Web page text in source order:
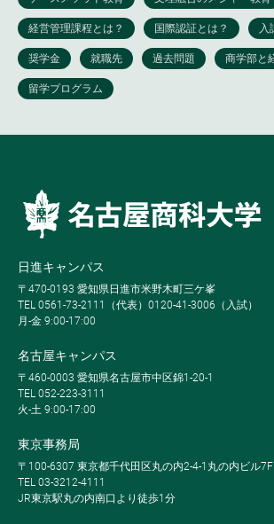
日進キャンパス
〒470-0193 愛知県日進市米野木町三ケ峯
TEL 0561-73-2111（代表）0120-41-3006（入試）
月-金 9:00-17:00
名古屋キャンパス
〒460-0003 愛知県名古屋市中区錦1-20-1
TEL 052-223-3111
火-土 9:00-17:00
東京事務局
〒100-6307 東京都千代田区丸の内2-4-1丸の内ビル7F
TEL 03-3212-4111
JR東京駅丸の内南口より徒歩1分